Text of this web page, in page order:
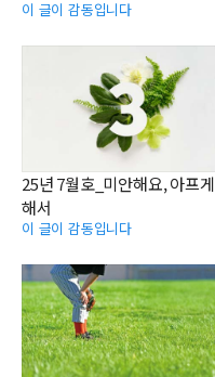
이 글이 감동입니다
25년 7월호_미안해요, 아프게
해서
이 글이 감동입니다